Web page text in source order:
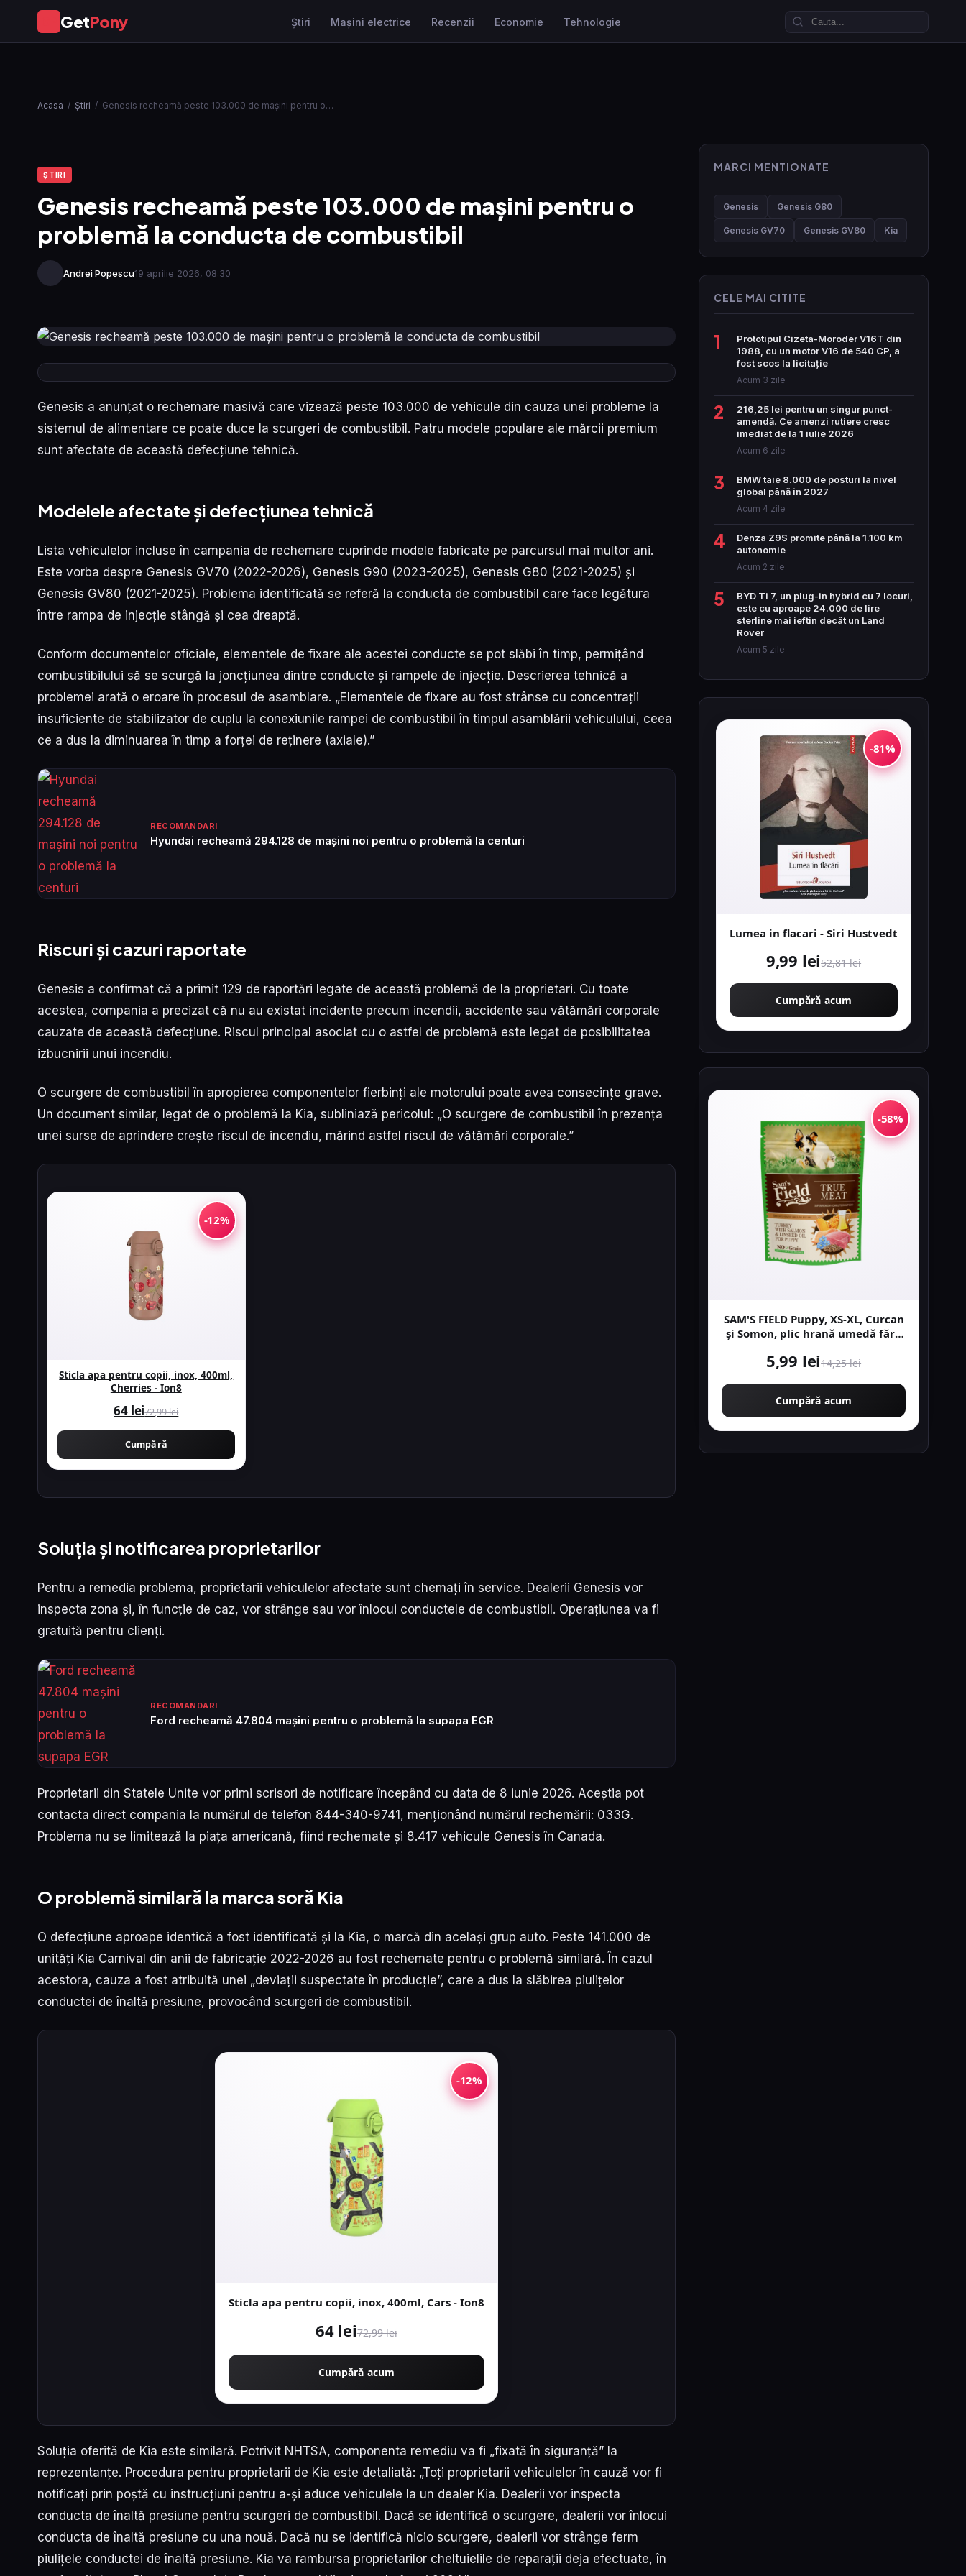
GetPony Ştiri Mașini electrice Recenzii Economie Tehnologie
Acasa / Ştiri / Genesis recheamă peste 103.000 de mașini pentru o…
ŞTIRI
Genesis recheamă peste 103.000 de mașini pentru o
problemă la conducta de combustibil
Andrei Popescu19 aprilie 2026, 08:30
Genesis a anunțat o rechemare masivă care vizează peste 103.000 de vehicule din cauza unei probleme la
sistemul de alimentare ce poate duce la scurgeri de combustibil. Patru modele populare ale mărcii premium
sunt afectate de această defecțiune tehnică.
Modelele afectate și defecțiunea tehnică
Lista vehiculelor incluse în campania de rechemare cuprinde modele fabricate pe parcursul mai multor ani.
Este vorba despre Genesis GV70 (2022-2026), Genesis G90 (2023-2025), Genesis G80 (2021-2025) și
Genesis GV80 (2021-2025). Problema identificată se referă la conducta de combustibil care face legătura
între rampa de injecție stângă și cea dreaptă.
Conform documentelor oficiale, elementele de fixare ale acestei conducte se pot slăbi în timp, permițând
combustibilului să se scurgă la joncțiunea dintre conducte și rampele de injecție. Descrierea tehnică a
problemei arată o eroare în procesul de asamblare. „Elementele de fixare au fost strânse cu concentrații
insuficiente de stabilizator de cuplu la conexiunile rampei de combustibil în timpul asamblării vehiculului, ceea
ce a dus la diminuarea în timp a forței de reținere (axiale).”
RECOMANDARI
Hyundai recheamă 294.128 de mașini noi pentru o problemă la centuri
Riscuri și cazuri raportate
Genesis a confirmat că a primit 129 de raportări legate de această problemă de la proprietari. Cu toate
acestea, compania a precizat că nu au existat incidente precum incendii, accidente sau vătămări corporale
cauzate de această defecțiune. Riscul principal asociat cu o astfel de problemă este legat de posibilitatea
izbucnirii unui incendiu.
O scurgere de combustibil în apropierea componentelor fierbinți ale motorului poate avea consecințe grave.
Un document similar, legat de o problemă la Kia, subliniază pericolul: „O scurgere de combustibil în prezența
unei surse de aprindere crește riscul de incendiu, mărind astfel riscul de vătămări corporale.”
-12%
Sticla apa pentru copii, inox, 400ml,
Cherries - Ion8
64 lei72,99 lei
Cumpără
Soluția și notificarea proprietarilor
Pentru a remedia problema, proprietarii vehiculelor afectate sunt chemați în service. Dealerii Genesis vor
inspecta zona și, în funcție de caz, vor strânge sau vor înlocui conductele de combustibil. Operațiunea va fi
gratuită pentru clienți.
RECOMANDARI
Ford recheamă 47.804 mașini pentru o problemă la supapa EGR
Proprietarii din Statele Unite vor primi scrisori de notificare începând cu data de 8 iunie 2026. Aceștia pot
contacta direct compania la numărul de telefon 844-340-9741, menționând numărul rechemării: 033G.
Problema nu se limitează la piața americană, fiind rechemate și 8.417 vehicule Genesis în Canada.
O problemă similară la marca soră Kia
O defecțiune aproape identică a fost identificată și la Kia, o marcă din același grup auto. Peste 141.000 de
unități Kia Carnival din anii de fabricație 2022-2026 au fost rechemate pentru o problemă similară. În cazul
acestora, cauza a fost atribuită unei „deviații suspectate în producție”, care a dus la slăbirea piulițelor
conductei de înaltă presiune, provocând scurgeri de combustibil.
-12%
Sticla apa pentru copii, inox, 400ml, Cars - Ion8
64 lei72,99 lei
Cumpără acum
Soluția oferită de Kia este similară. Potrivit NHTSA, componenta remediu va fi „fixată în siguranță” la
reprezentanțe. Procedura pentru proprietarii de Kia este detaliată: „Toți proprietarii vehiculelor în cauză vor fi
notificați prin poștă cu instrucțiuni pentru a-și aduce vehiculele la un dealer Kia. Dealerii vor inspecta
conducta de înaltă presiune pentru scurgeri de combustibil. Dacă se identifică o scurgere, dealerii vor înlocui
conducta de înaltă presiune cu una nouă. Dacă nu se identifică nicio scurgere, dealerii vor strânge ferm
piulițele conductei de înaltă presiune. Kia va rambursa proprietarilor cheltuielile de reparații deja efectuate, în
MARCI MENTIONATE
Genesis Genesis G80
Genesis GV70 Genesis GV80 Kia
CELE MAI CITITE
1
Prototipul Cizeta-Moroder V16T din
1988, cu un motor V16 de 540 CP, a
fost scos la licitație
Acum 3 zile
2
216,25 lei pentru un singur punct-
amendă. Ce amenzi rutiere cresc
imediat de la 1 iulie 2026
Acum 6 zile
3
BMW taie 8.000 de posturi la nivel
global până în 2027
Acum 4 zile
4
Denza Z9S promite până la 1.100 km
autonomie
Acum 2 zile
5
BYD Ti 7, un plug-in hybrid cu 7 locuri,
este cu aproape 24.000 de lire
sterline mai ieftin decât un Land
Rover
Acum 5 zile
-81%
Lumea in flacari - Siri Hustvedt
9,99 lei52,81 lei
Cumpără acum
-58%
SAM'S FIELD Puppy, XS-XL, Curcan
și Somon, plic hrană umedă fără
260g
5,99 lei14,25 lei
Cumpără acum